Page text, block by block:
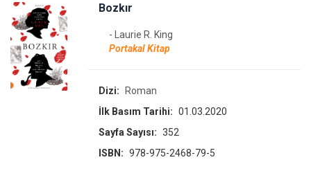
Bozkır
- Laurie R. King
Portakal Kitap
Dizi:
Roman
İlk Basım Tarihi: 01.03.2020
Sayfa Sayısı: 352
ISBN: 978-975-2468-79-5